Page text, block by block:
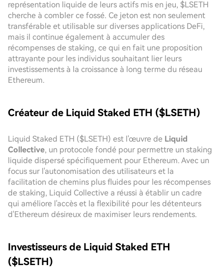
représentation liquide de leurs actifs mis en jeu, $LSETH
cherche à combler ce fossé. Ce jeton est non seulement
transférable et utilisable sur diverses applications DeFi,
mais il continue également à accumuler des
récompenses de staking, ce qui en fait une proposition
attrayante pour les individus souhaitant lier leurs
investissements à la croissance à long terme du réseau
Ethereum.
Créateur de Liquid Staked ETH ($LSETH)
Liquid Staked ETH ($LSETH) est l'œuvre de Liquid
Collective, un protocole fondé pour permettre un staking
liquide dispersé spécifiquement pour Ethereum. Avec un
focus sur l'autonomisation des utilisateurs et la
facilitation de chemins plus fluides pour les récompenses
de staking, Liquid Collective a réussi à établir un cadre
qui améliore l'accès et la flexibilité pour les détenteurs
d'Ethereum désireux de maximiser leurs rendements.
Investisseurs de Liquid Staked ETH
($LSETH)